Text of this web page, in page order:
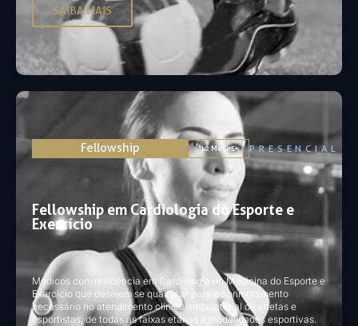
SAIBA MAIS
Fellowship em Cardiologia do Esporte e
Exercício
Médicos com residência em Cardiologia ou Medicina do Esporte e
Exercício que desejem se qualificar para o aprimoramento
necessário no atendimento clínico ambulatorial de atletas e
esportistas, de todas as faixas etárias e modalidades esportivas.
Fellowship 12 Meses PRESENCIAL